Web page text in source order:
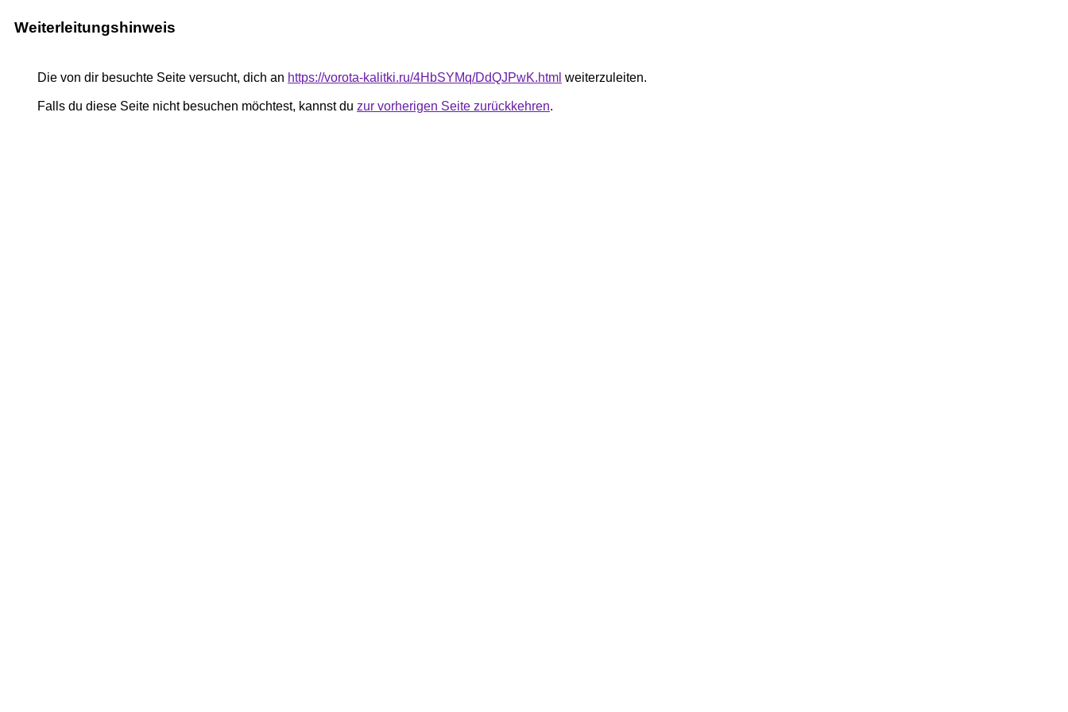
Weiterleitungshinweis
Die von dir besuchte Seite versucht, dich an https://vorota-kalitki.ru/4HbSYMq/DdQJPwK.html weiterzuleiten.
Falls du diese Seite nicht besuchen möchtest, kannst du zur vorherigen Seite zurückkehren.